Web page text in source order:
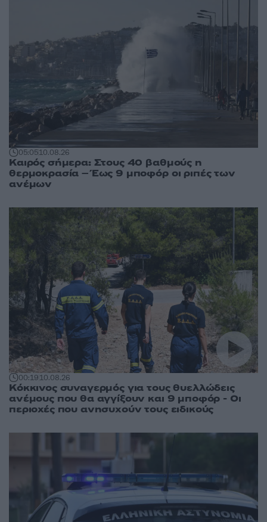
05:0510.08.26
Καιρός σήμερα: Στους 40 βαθμούς η
θερμοκρασία – Έως 9 μποφόρ οι ριπές των
ανέμων
00:1910.08.26
Κόκκινος συναγερμός για τους θυελλώδεις
ανέμους που θα αγγίξουν και 9 μποφόρ - Οι
περιοχές που ανησυχούν τους ειδικούς